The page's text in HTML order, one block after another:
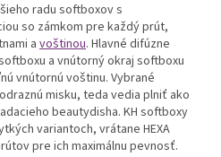
radu softboxov s
so zámkom pre každý prút,
a voštinou. Hlavné difúzne
a vnútorný okraj softboxu
vnútornú voštinu. Vybrané
misku, teda vedia plniť ako
beautydisha. KH softboxy
variantoch, vrátane HEXA
pre ich maximálnu pevnosť.